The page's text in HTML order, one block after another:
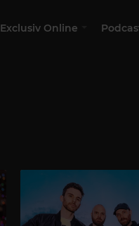
Exclusiv Online